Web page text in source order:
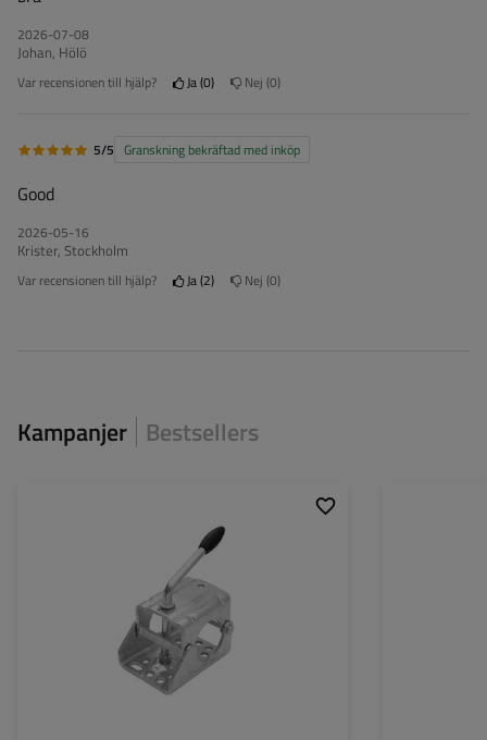
2026-07-08
Johan, Hölö
Var recensionen till hjälp? Ja 0 Nej 0
5/5 Granskning bekräftad med inköp
Good
2026-05-16
Krister, Stockholm
Var recensionen till hjälp? Ja 2 Nej 0
Kampanjer Bestsellers
Stål